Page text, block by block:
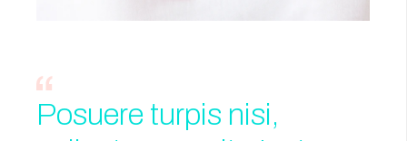
Posuere turpis nisi,